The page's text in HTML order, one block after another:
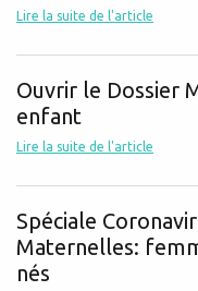
Lire la suite de l'article
Ouvrir le Dossier
enfant
Lire la suite de l'article
Spéciale
Maternelles:
nés